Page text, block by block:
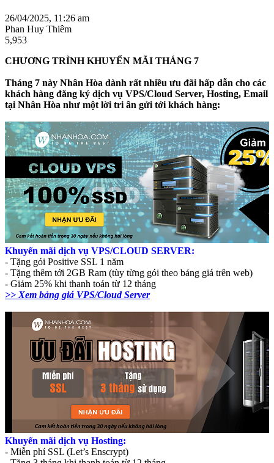
26/04/2025, 11:26 am
Phan Huy Thiêm
5,953
CHƯƠNG TRÌNH KHUYẾN MÃI THÁNG 7
Tháng 7 này Nhân Hòa dành rất nhiều ưu đãi hấp dẫn cho các
khách hàng đăng ký dịch vụ VPS/Cloud Server, Hosting, Email
tại Nhân Hòa như một lời tri ân gửi tới khách hàng:
Khuyến mãi dịch vụ VPS/CLOUD SERVER:
- Tặng gói Positive SSL 1 năm
- Tặng thêm tới 2GB Ram (tùy từng gói theo bảng giá trên web)
- Giảm 25% khi thanh toán từ 12 tháng
>> Xem bảng giá VPS/Cloud Server
Khuyến mãi dịch vụ Hosting:
- Miễn phí SSL (Let’s Enscrypt)